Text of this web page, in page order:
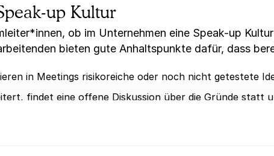
up Kultur
ob im Unternehmen eine Speak-up
bieten gute Anhaltspunkte dafür, dass
in Meetings risikoreiche oder noch nicht getestete
findet eine offene Diskussion über die Gründe statt